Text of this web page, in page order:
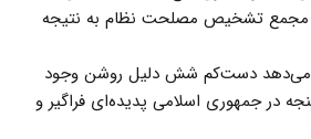
مجمع تشخیص مصلحت نظام به نتیجه
می‌دهد دست‌کم شش دلیل روشن وجود
در جمهوری اسلامی پدیده‌ای فراگیر و